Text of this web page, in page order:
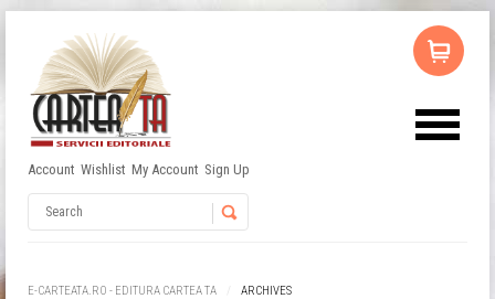
Account Wishlist My Account Sign Up
E-CARTEATA.RO - EDITURA CARTEA TA ARCHIVES